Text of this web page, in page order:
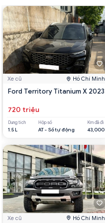
Xe cũ Hồ Chí Minh
Ford Territory Titanium X 2023
720 triệu
Dung tích
1.5 L
Hộp số
AT - Số tự động
Km đã đi
43,000
Xe cũ Hồ Chí Minh